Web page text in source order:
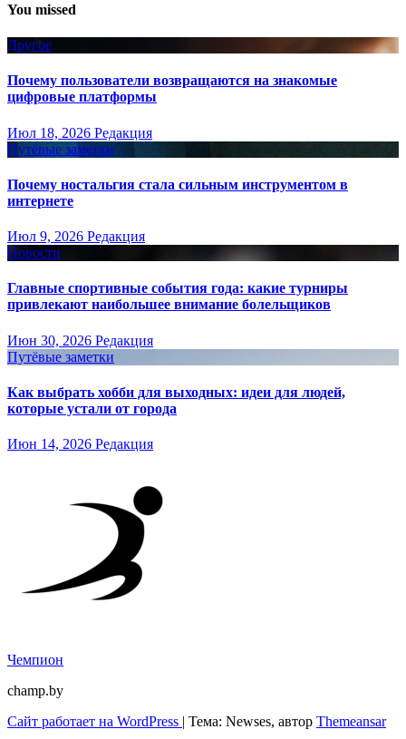
You missed
Другое
Почему пользователи возвращаются на знакомые
цифровые платформы
Июл 18, 2026 Редакция
Путёвые заметки
Почему ностальгия стала сильным инструментом в
интернете
Июл 9, 2026 Редакция
Новости
Главные спортивные события года: какие турниры
привлекают наибольшее внимание болельщиков
Июн 30, 2026 Редакция
Путёвые заметки
Как выбрать хобби для выходных: идеи для людей,
которые устали от города
Июн 14, 2026 Редакция
Чемпион
champ.by
Сайт работает на WordPress | Тема: Newses, автор Themeansar